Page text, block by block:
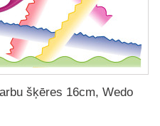
šķēres 16cm, Wedo